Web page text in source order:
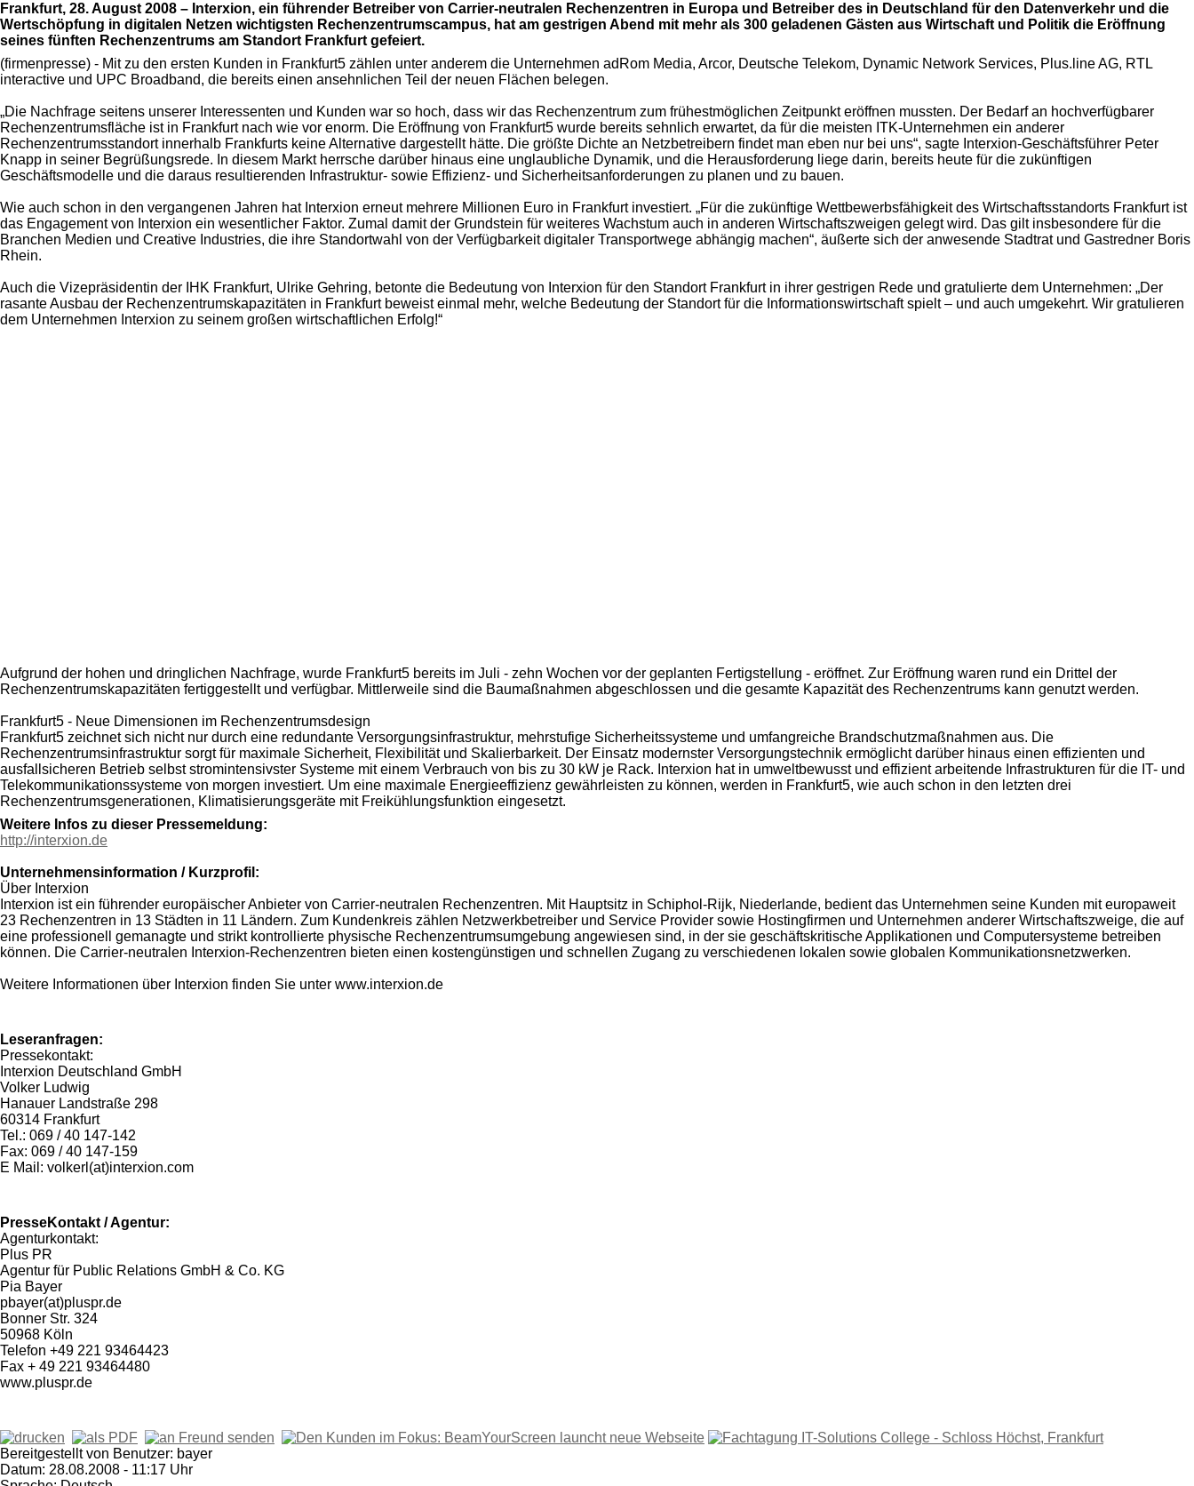
Frankfurt, 28. August 2008 – Interxion, ein führender Betreiber von Carrier-neutralen Rechenzentren in Europa und Betreiber des in Deutschland für den Datenverkehr und die
Wertschöpfung in digitalen Netzen wichtigsten Rechenzentrumscampus, hat am gestrigen Abend mit mehr als 300 geladenen Gästen aus Wirtschaft und Politik die Eröffnung
seines fünften Rechenzentrums am Standort Frankfurt gefeiert.
(firmenpresse) - Mit zu den ersten Kunden in Frankfurt5 zählen unter anderem die Unternehmen adRom Media, Arcor, Deutsche Telekom, Dynamic Network Services, Plus.line AG, RTL
interactive und UPC Broadband, die bereits einen ansehnlichen Teil der neuen Flächen belegen.
„Die Nachfrage seitens unserer Interessenten und Kunden war so hoch, dass wir das Rechenzentrum zum frühestmöglichen Zeitpunkt eröffnen mussten. Der Bedarf an hochverfügbarer
Rechenzentrumsfläche ist in Frankfurt nach wie vor enorm. Die Eröffnung von Frankfurt5 wurde bereits sehnlich erwartet, da für die meisten ITK-Unternehmen ein anderer
Rechenzentrumsstandort innerhalb Frankfurts keine Alternative dargestellt hätte. Die größte Dichte an Netzbetreibern findet man eben nur bei uns“, sagte Interxion-Geschäftsführer Peter
Knapp in seiner Begrüßungsrede. In diesem Markt herrsche darüber hinaus eine unglaubliche Dynamik, und die Herausforderung liege darin, bereits heute für die zukünftigen
Geschäftsmodelle und die daraus resultierenden Infrastruktur- sowie Effizienz- und Sicherheitsanforderungen zu planen und zu bauen.
Wie auch schon in den vergangenen Jahren hat Interxion erneut mehrere Millionen Euro in Frankfurt investiert. „Für die zukünftige Wettbewerbsfähigkeit des Wirtschaftsstandorts Frankfurt ist
das Engagement von Interxion ein wesentlicher Faktor. Zumal damit der Grundstein für weiteres Wachstum auch in anderen Wirtschaftszweigen gelegt wird. Das gilt insbesondere für die
Branchen Medien und Creative Industries, die ihre Standortwahl von der Verfügbarkeit digitaler Transportwege abhängig machen“, äußerte sich der anwesende Stadtrat und Gastredner Boris
Rhein.
Auch die Vizepräsidentin der IHK Frankfurt, Ulrike Gehring, betonte die Bedeutung von Interxion für den Standort Frankfurt in ihrer gestrigen Rede und gratulierte dem Unternehmen: „Der
rasante Ausbau der Rechenzentrumskapazitäten in Frankfurt beweist einmal mehr, welche Bedeutung der Standort für die Informationswirtschaft spielt – und auch umgekehrt. Wir gratulieren
dem Unternehmen Interxion zu seinem großen wirtschaftlichen Erfolg!“
Aufgrund der hohen und dringlichen Nachfrage, wurde Frankfurt5 bereits im Juli - zehn Wochen vor der geplanten Fertigstellung - eröffnet. Zur Eröffnung waren rund ein Drittel der
Rechenzentrumskapazitäten fertiggestellt und verfügbar. Mittlerweile sind die Baumaßnahmen abgeschlossen und die gesamte Kapazität des Rechenzentrums kann genutzt werden.
Frankfurt5 - Neue Dimensionen im Rechenzentrumsdesign
Frankfurt5 zeichnet sich nicht nur durch eine redundante Versorgungsinfrastruktur, mehrstufige Sicherheitssysteme und umfangreiche Brandschutzmaßnahmen aus. Die
Rechenzentrumsinfrastruktur sorgt für maximale Sicherheit, Flexibilität und Skalierbarkeit. Der Einsatz modernster Versorgungstechnik ermöglicht darüber hinaus einen effizienten und
ausfallsicheren Betrieb selbst stromintensivster Systeme mit einem Verbrauch von bis zu 30 kW je Rack. Interxion hat in umweltbewusst und effizient arbeitende Infrastrukturen für die IT- und
Telekommunikationssysteme von morgen investiert. Um eine maximale Energieeffizienz gewährleisten zu können, werden in Frankfurt5, wie auch schon in den letzten drei
Rechenzentrumsgenerationen, Klimatisierungsgeräte mit Freikühlungsfunktion eingesetzt.
Weitere Infos zu dieser Pressemeldung:
http://interxion.de
Unternehmensinformation / Kurzprofil:
Über Interxion
Interxion ist ein führender europäischer Anbieter von Carrier-neutralen Rechenzentren. Mit Hauptsitz in Schiphol-Rijk, Niederlande, bedient das Unternehmen seine Kunden mit europaweit
23 Rechenzentren in 13 Städten in 11 Ländern. Zum Kundenkreis zählen Netzwerkbetreiber und Service Provider sowie Hostingfirmen und Unternehmen anderer Wirtschaftszweige, die auf
eine professionell gemanagte und strikt kontrollierte physische Rechenzentrumsumgebung angewiesen sind, in der sie geschäftskritische Applikationen und Computersysteme betreiben
können. Die Carrier-neutralen Interxion-Rechenzentren bieten einen kostengünstigen und schnellen Zugang zu verschiedenen lokalen sowie globalen Kommunikationsnetzwerken.
Weitere Informationen über Interxion finden Sie unter www.interxion.de
Leseranfragen:
Pressekontakt:
Interxion Deutschland GmbH
Volker Ludwig
Hanauer Landstraße 298
60314 Frankfurt
Tel.: 069 / 40 147-142
Fax: 069 / 40 147-159
E Mail: volkerl(at)interxion.com
PresseKontakt / Agentur:
Agenturkontakt:
Plus PR
Agentur für Public Relations GmbH & Co. KG
Pia Bayer
pbayer(at)pluspr.de
Bonner Str. 324
50968 Köln
Telefon +49 221 93464423
Fax + 49 221 93464480
www.pluspr.de
Bereitgestellt von Benutzer: bayer
Datum: 28.08.2008 - 11:17 Uhr